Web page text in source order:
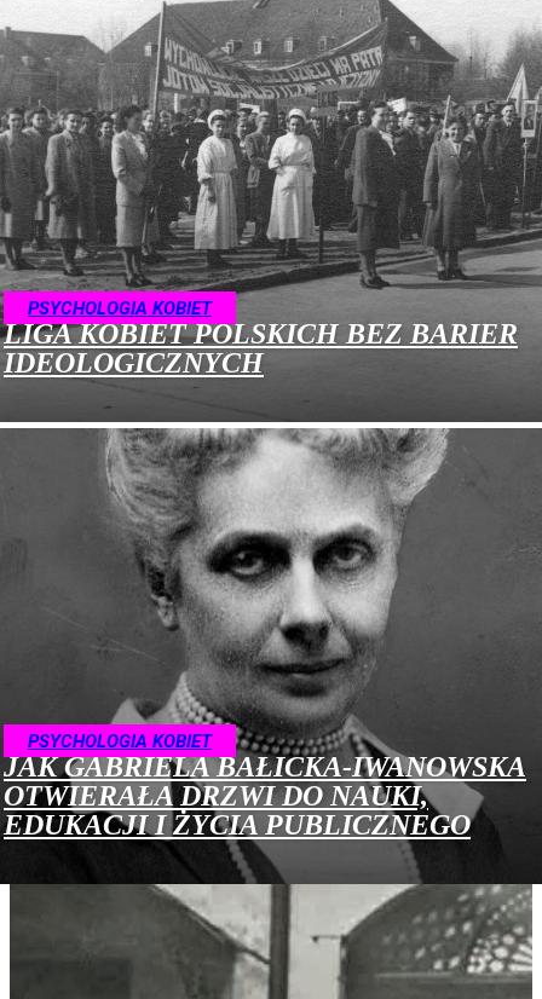
PSYCHOLOGIA KOBIET
LIGA KOBIET POLSKICH BEZ BARIER
IDEOLOGICZNYCH
PSYCHOLOGIA KOBIET
JAK GABRIELA BAŁICKA-IWANOWSKA
OTWIERAŁA DRZWI DO NAUKI,
EDUKACJI I ŻYCIA PUBLICZNEGO